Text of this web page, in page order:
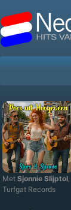
Met Sjonnie Slijptol,
Turfgat Records